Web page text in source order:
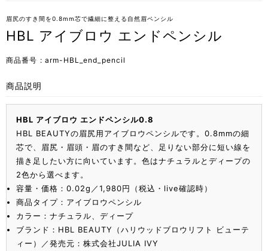
眉尻のすき間を0.8mm芯で繊細に整える自然眉ペンシル
HBL アイブロウ エンドペンシル
商品番号 arm-HBL_end_pencil
商品説明
HBL アイブロウ エンドペンシル0.8
HBL BEAUTYの眉尻用アイブロウペンシルです。0.8mmの細
芯で、眉尻・眉頭・眉のすき間など、足りない部分に短い線を
描き足したい方に向いています。色はナチュラルとディープの
2色から選べます。
容量・価格：0.02g／1,980円（税込・live確認時）
商品タイプ：アイブロウペンシル
カラー：ナチュラル、ディープ
ブランド：HBL BEAUTY（ハリウッドブロウリフト ビューテ
ィー）／発売元：株式会社JULIA IVY